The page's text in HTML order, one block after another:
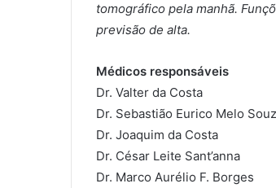
tomográfico pela manhã.
previsão de alta.
Médicos responsáveis
Dr. Valter da Costa
Dr. Sebastião Eurico Melo
Dr. Joaquim da Costa
Dr. César Leite Sant’anna
Dr. Marco Aurélio F. Borges